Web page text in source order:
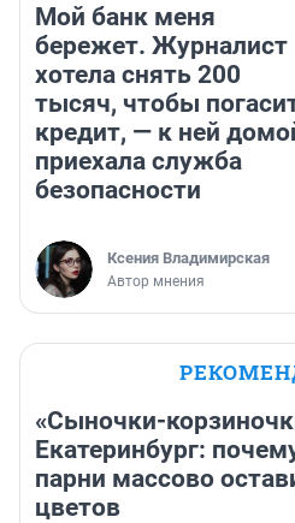
Мой банк меня
бережет. Журналист
хотела снять 200
тысяч, чтобы
кредит, — к ней
приехала служба
безопасности
Ксения Владимирская
Автор мнения
«Сыночки-
Екатеринбург:
парни массово
цветов